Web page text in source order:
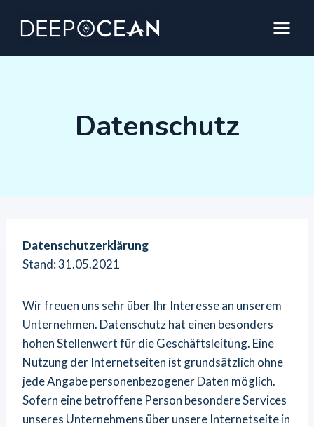
Datenschutz
Datenschutzerklärung
Stand: 31.05.2021
Wir freuen uns sehr über Ihr Interesse an unserem
Unternehmen. Datenschutz hat einen besonders
hohen Stellenwert für die Geschäftsleitung. Eine
Nutzung der Internetseiten ist grundsätzlich ohne
jede Angabe personenbezogener Daten möglich.
Sofern eine betroffene Person besondere Services
unseres Unternehmens über unsere Internetseite in